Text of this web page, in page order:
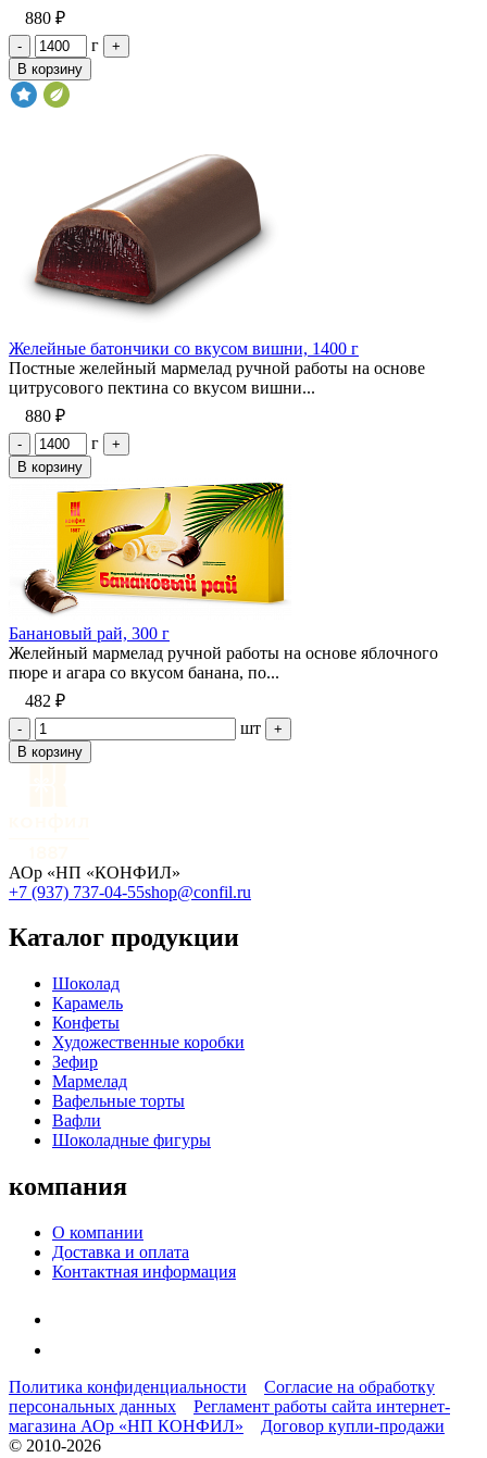
880 ₽
- г
+
В корзину
Желейные батончики со вкусом вишни, 1400 г
Постные желейный мармелад ручной работы на основе
цитрусового пектина со вкусом вишни...
880 ₽
- г
+
В корзину
Банановый рай, 300 г
Желейный мармелад ручной работы на основе яблочного
пюре и агара со вкусом банана, по...
482 ₽
- шт
+
В корзину
АОр «НП «КОНФИЛ»
+7 (937) 737-04-55shop@confil.ru
Каталог продукции
Шоколад
Карамель
Конфеты
Художественные коробки
Зефир
Мармелад
Вафельные торты
Вафли
Шоколадные фигуры
компания
О компании
Доставка и оплата
Контактная информация
Политика конфиденциальности
Согласие на обработку
персональных данных
Регламент работы сайта интернет-
магазина АОр «НП КОНФИЛ»
Договор купли-продажи
© 2010-2026